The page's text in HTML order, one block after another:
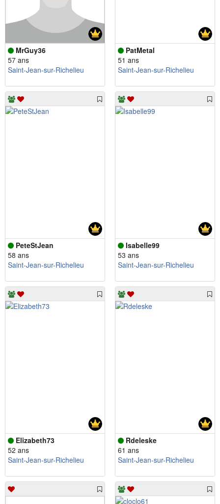
MrGuy36
57 ans
Saint-Jean-sur-Richelieu
PatMetal
51 ans
Saint-Jean-sur-Richelieu
PeteStJean
58 ans
Saint-Jean-sur-Richelieu
Isabelle99
53 ans
Saint-Jean-sur-Richelieu
Elizabeth73
52 ans
Saint-Jean-sur-Richelieu
Rdeleske
61 ans
Saint-Jean-sur-Richelieu